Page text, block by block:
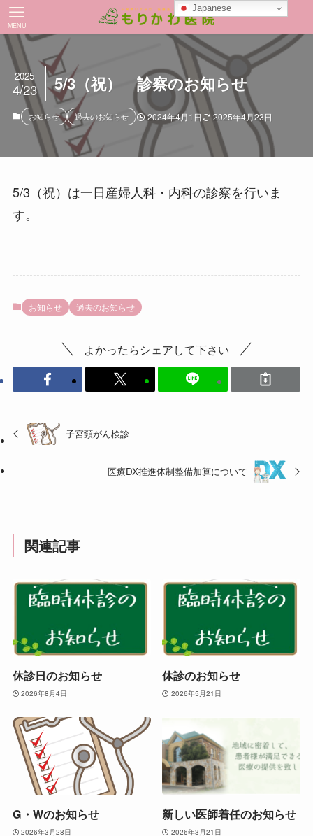
MENU
5/3（祝） 診察のお知らせ
2025
4/23
お知らせ 過去のお知らせ 2024年4月1日 2025年4月23日
5/3（祝）は一日産婦人科・内科の診察を行いま
す。
お知らせ 過去のお知らせ
よかったらシェアして下さい
子宮頸がん検診
医療DX推進体制整備加算について
関連記事
休診日のお知らせ
2026年8月4日
休診のお知らせ
2026年5月21日
G・Wのお知らせ
2026年3月28日
新しい医師着任のお知らせ
2026年3月21日
Japanese